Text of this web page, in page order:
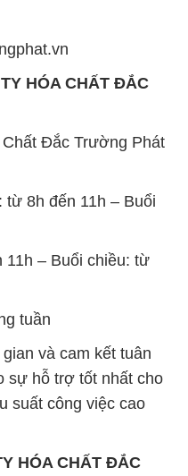
HÓA CHẤT ĐẮC
Đắc Trường Phát
8h đến 11h – Buổi
– Buổi chiều: từ
tuần
và cam kết tuân
sự hỗ trợ tốt nhất cho
suất công việc cao
HÓA CHẤT ĐẮC